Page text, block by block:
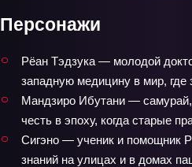
Персонажи
Рёан Тэдзука — молодой
западную медицину в мир, где
Мандзиро Ибутани —
честь в эпоху, когда старые
Сигэно — ученик и помощник
знаний на улицах и в домах